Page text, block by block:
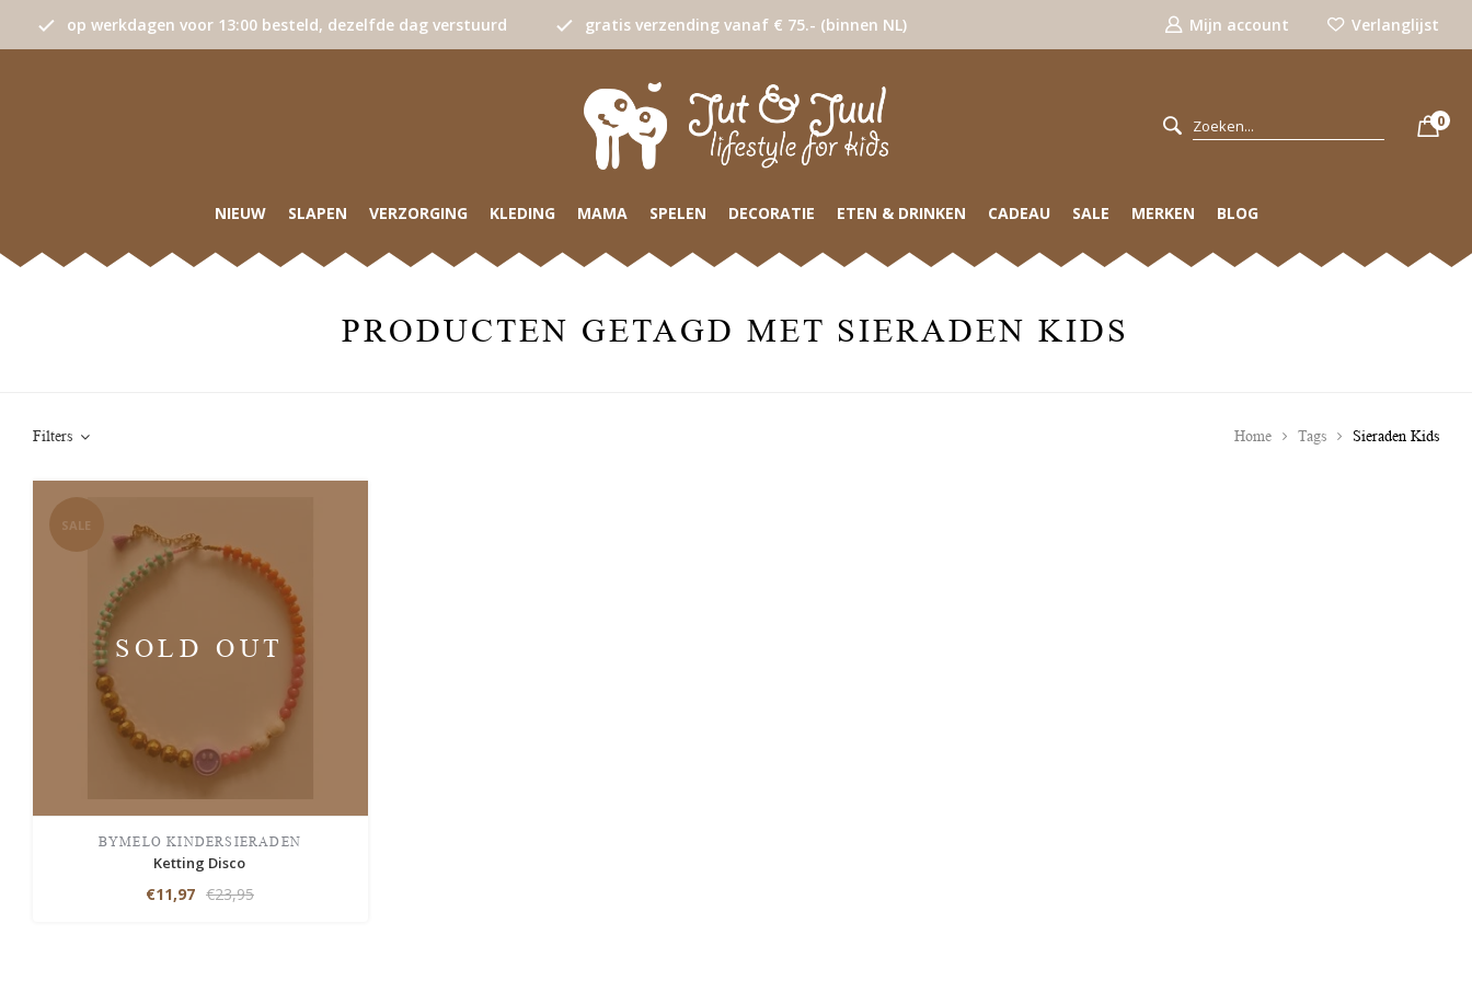
op werkdagen voor 13:00 besteld, dezelfde dag verstuurd gratis verzending vanaf € 75.- (binnen NL) Mijn account Verlanglijst
0
NIEUW SLAPEN VERZORGING KLEDING MAMA SPELEN DECORATIE ETEN & DRINKEN CADEAU SALE MERKEN BLOG
PRODUCTEN GETAGD MET SIERADEN KIDS
Filters Home Tags Sieraden Kids
SALE
SOLD OUT
BYMELO KINDERSIERADEN
Ketting Disco
€11,97 €23,95